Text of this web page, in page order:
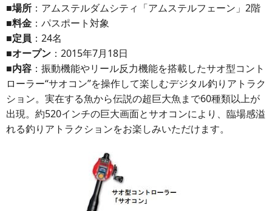
■場所 ：アムステルダムシティ「アムステルフェーン」2階
■料金 ：パスポート対象
■定員 ：24名
■オープン ：2015年7月18日
■内容 ：振動機能やリール反力機能を搭載したサオ型コント
ローラー“サオコン”を操作して楽しむデジタル釣りアトラク
ション。実在する魚から伝説の超巨大魚まで60種類以上が
出現。約520インチの巨大画面とサオコンにより、臨場感溢
れる釣りアトラクションをお楽しみいただけます。